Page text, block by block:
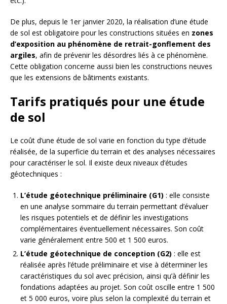
De plus, depuis le 1er janvier 2020, la réalisation d’une étude
de sol est obligatoire pour les constructions situées en zones
d’exposition au phénomène de retrait-gonflement des
argiles, afin de prévenir les désordres liés à ce phénomène.
Cette obligation concerne aussi bien les constructions neuves
que les extensions de bâtiments existants.
Tarifs pratiqués pour une étude
de sol
Le coût d’une étude de sol varie en fonction du type d’étude
réalisée, de la superficie du terrain et des analyses nécessaires
pour caractériser le sol. Il existe deux niveaux d’études
géotechniques :
L’étude géotechnique préliminaire (G1) : elle consiste
en une analyse sommaire du terrain permettant d’évaluer
les risques potentiels et de définir les investigations
complémentaires éventuellement nécessaires. Son coût
varie généralement entre 500 et 1 500 euros.
L’étude géotechnique de conception (G2) : elle est
réalisée après l’étude préliminaire et vise à déterminer les
caractéristiques du sol avec précision, ainsi qu’à définir les
fondations adaptées au projet. Son coût oscille entre 1 500
et 5 000 euros, voire plus selon la complexité du terrain et